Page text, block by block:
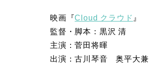
映画『Cloud クラウド 』
監督・脚本：黒沢 清
主演：菅田将暉
出演：古川琴音 奥平大